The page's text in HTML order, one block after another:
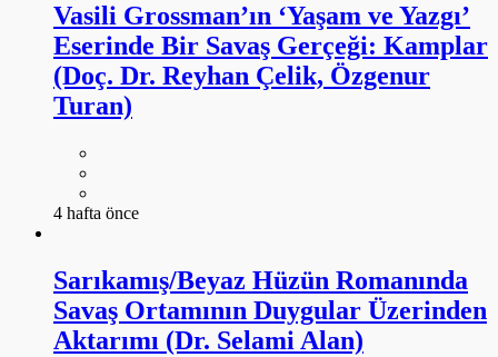
Vasili Grossman’ın ‘Yaşam ve Yazgı’
Eserinde Bir Savaş Gerçeği: Kamplar
(Doç. Dr. Reyhan Çelik, Özgenur
Turan)
4 hafta önce
Sarıkamış/Beyaz Hüzün Romanında
Savaş Ortamının Duygular Üzerinden
Aktarımı (Dr. Selami Alan)